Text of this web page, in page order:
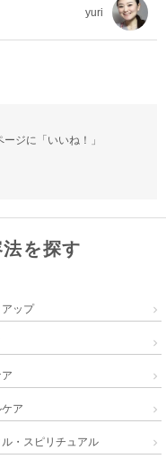
yuri
ージに「いいね！」
を探す
アップ 


ア 
ル・スピリチュアル 